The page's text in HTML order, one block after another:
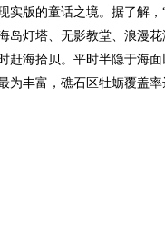
版的童话之境。据了解，
岛灯塔、无影教堂、浪漫
海拾贝。平时半隐于海
丰富，礁石区牡蛎覆盖